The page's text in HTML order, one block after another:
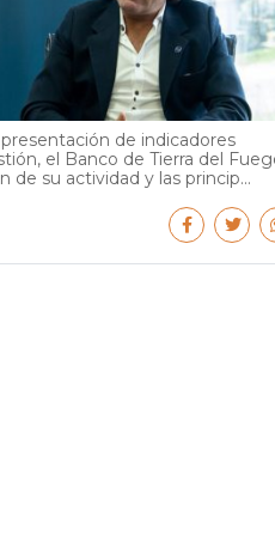
de indicadores
el Banco de Tierra del
de su actividad y las princip...